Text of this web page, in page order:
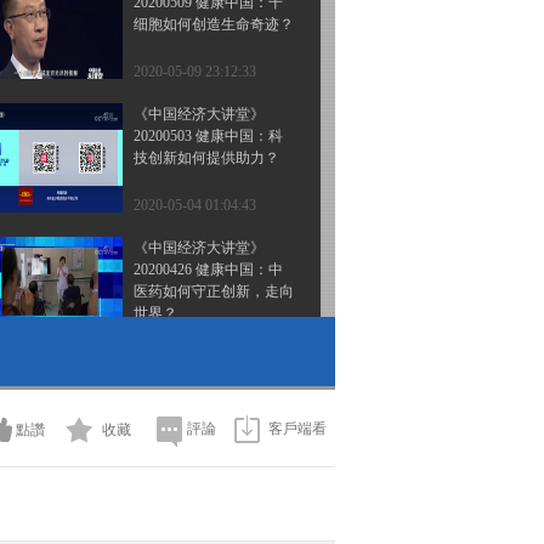
细胞如何创造生命奇迹？
2020-05-09 23:12:33
《中国经济大讲堂》
20200503 健康中国：科
技创新如何提供助力？
2020-05-04 01:04:43
《中国经济大讲堂》
20200426 健康中国：中
医药如何守正创新，走向
世界？
们如何打造“超级钢”？
2020-04-19 23:09:07
20200412 谁来照护农村
點讚 收藏 評論 客戶端看